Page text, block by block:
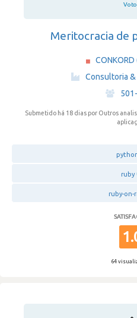
Meritocracia de
CONKORD
·
Consultoria
·
Submetido há 18 dias por Outros
ruby
ruby-on-
64